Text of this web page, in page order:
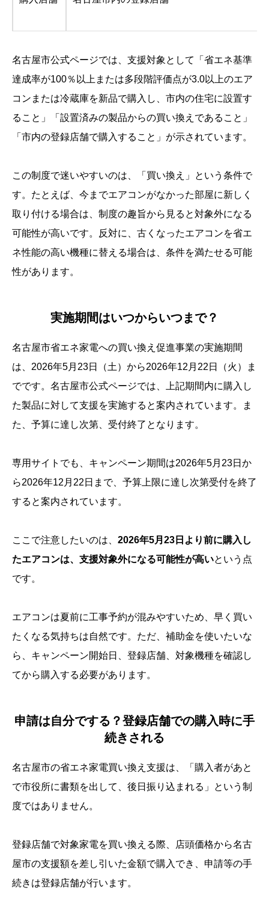
名古屋市公式ページでは、支援対象として「省エネ基準
達成率が100％以上または多段階評価点が3.0以上のエア
コンまたは冷蔵庫を新品で購入し、市内の住宅に設置す
ること」「設置済みの製品からの買い換えであること」
「市内の登録店舗で購入すること」が示されています。
この制度で迷いやすいのは、「買い換え」という条件で
す。たとえば、今までエアコンがなかった部屋に新しく
取り付ける場合は、制度の趣旨から見ると対象外になる
可能性が高いです。反対に、古くなったエアコンを省エ
ネ性能の高い機種に替える場合は、条件を満たせる可能
性があります。
実施期間はいつからいつまで？
名古屋市省エネ家電への買い換え促進事業の実施期間
は、2026年5月23日（土）から2026年12月22日（火）ま
でです。名古屋市公式ページでは、上記期間内に購入し
た製品に対して支援を実施すると案内されています。ま
た、予算に達し次第、受付終了となります。
専用サイトでも、キャンペーン期間は2026年5月23日か
ら2026年12月22日まで、予算上限に達し次第受付を終了
すると案内されています。
ここで注意したいのは、 2026年5月23日より前に購入し
たエアコンは、支援対象外になる可能性が高いという点
です。
エアコンは夏前に工事予約が混みやすいため、早く買い
たくなる気持ちは自然です。ただ、補助金を使いたいな
ら、キャンペーン開始日、登録店舗、対象機種を確認し
てから購入する必要があります。
申請は自分でする？登録店舗での購入時に手
続きされる
名古屋市の省エネ家電買い換え支援は、「購入者があと
で市役所に書類を出して、後日振り込まれる」という制
度ではありません。
登録店舗で対象家電を買い換える際、店頭価格から名古
屋市の支援額を差し引いた金額で購入でき、申請等の手
続きは登録店舗が行います。